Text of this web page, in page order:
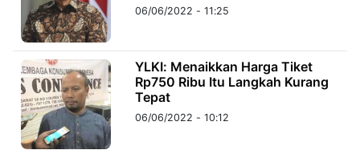
06/06/2022 - 11:25
YLKI: Menaikkan Harga Tiket
Rp750 Ribu Itu Langkah Kurang
Tepat
06/06/2022 - 10:12